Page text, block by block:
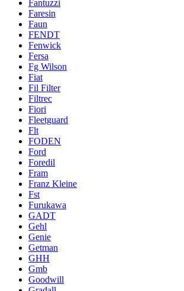
Fantuzzi
Faresin
Faun
FENDT
Fenwick
Fersa
Fg Wilson
Fiat
Fil Filter
Filtrec
Fiori
Fleetguard
Flt
FODEN
Ford
Foredil
Fram
Franz Kleine
Fst
Furukawa
GADT
Gehl
Genie
Getman
GHH
Gmb
Goodwill